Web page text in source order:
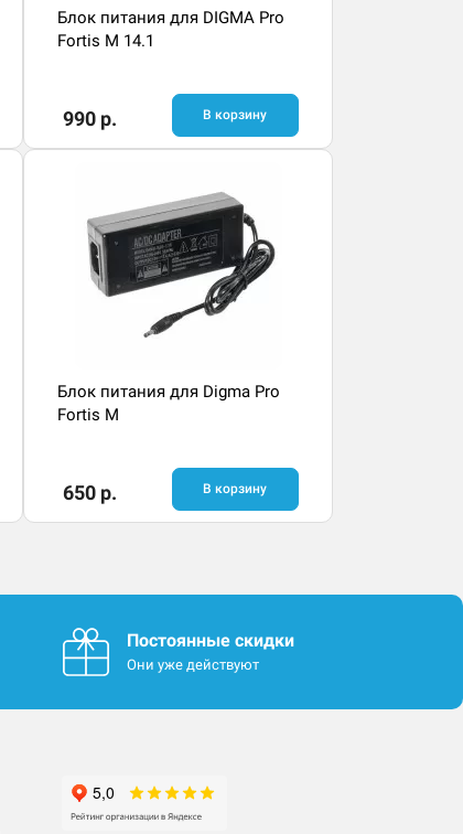
Блок питания для DIGMA Pro
Fortis M 14.1
990 р. В корзину
Блок питания для Digma Pro
Fortis M
650 р. В корзину
Постоянные скидки
Они уже действуют